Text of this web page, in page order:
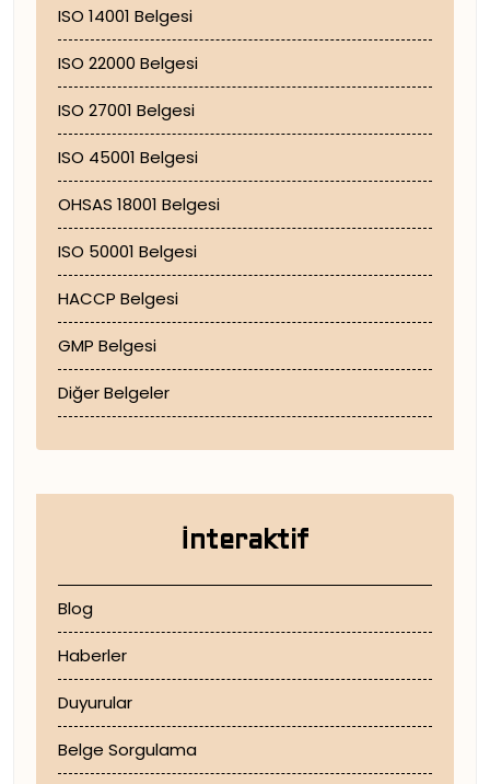
ISO 14001 Belgesi
ISO 22000 Belgesi
ISO 27001 Belgesi
ISO 45001 Belgesi
OHSAS 18001 Belgesi
ISO 50001 Belgesi
HACCP Belgesi
GMP Belgesi
Diğer Belgeler
İnteraktif
Blog
Haberler
Duyurular
Belge Sorgulama